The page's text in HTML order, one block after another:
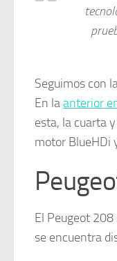
Seguimos con
En laanterior
esta, la cuarta
motor BlueHDi
El Peugeot
se encuentra